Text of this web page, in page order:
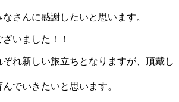
さんに感謝したいと思います。
いました！！
れ新しい旅立ちとなりますが、頂戴し
でいきたいと思います。